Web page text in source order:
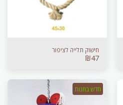
חישוק תלייה לציפור
₪47
חדש בחנות